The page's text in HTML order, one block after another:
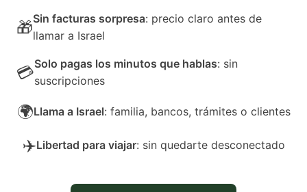
🎁Sin facturas sorpresa: precio claro antes de
llamar a Israel
💳Solo pagas los minutos que hablas: sin
suscripciones
🌍Llama a Israel: familia, bancos, trámites o clientes
✈️Libertad para viajar: sin quedarte desconectado